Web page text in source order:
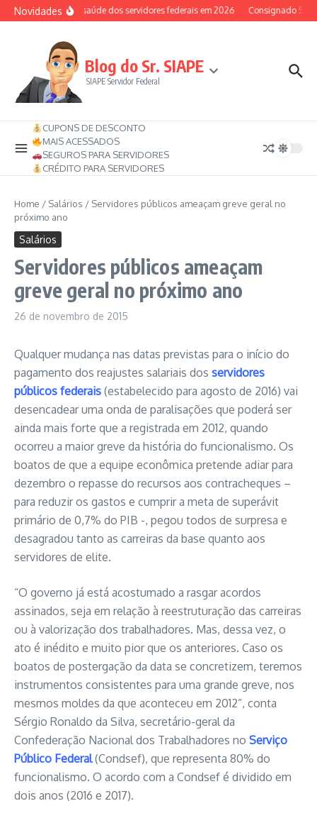
Ir para o conteúdo
NovidadesAuxílio-saúde dos servidores federais em 2026 Consignado
Blog do Sr. SIAPE
SIAPE Servidor Federal
CUPONS DE DESCONTO
MAIS ACESSADOS
SEGUROS PARA SERVIDORES
CRÉDITO PARA SERVIDORES
Home / Salários / Servidores públicos ameaçam greve geral no
próximo ano
Salários
Servidores públicos ameaçam
greve geral no próximo ano
26 de novembro de 2015
Qualquer mudança nas datas previstas para o início do
pagamento dos reajustes salariais dos servidores
públicos federais (estabelecido para agosto de 2016) vai
desencadear uma onda de paralisações que poderá ser
ainda mais forte que a registrada em 2012, quando
ocorreu a maior greve da história do funcionalismo. Os
boatos de que a equipe econômica pretende adiar para
dezembro o repasse do recursos aos contracheques –
para reduzir os gastos e cumprir a meta de superávit
primário de 0,7% do PIB -, pegou todos de surpresa e
desagradou tanto as carreiras da base quanto aos
servidores de elite.
“O governo já está acostumado a rasgar acordos
assinados, seja em relação à reestruturação das carreiras
ou à valorização dos trabalhadores. Mas, dessa vez, o
ato é inédito e muito pior que os anteriores. Caso os
boatos de postergação da data se concretizem, teremos
instrumentos consistentes para uma grande greve, nos
mesmos moldes da que aconteceu em 2012”, conta
Sérgio Ronaldo da Silva, secretário-geral da
Confederação Nacional dos Trabalhadores no Serviço
Público Federal(Condsef), que representa 80% do
funcionalismo. O acordo com a Condsef é dividido em
dois anos (2016 e 2017).